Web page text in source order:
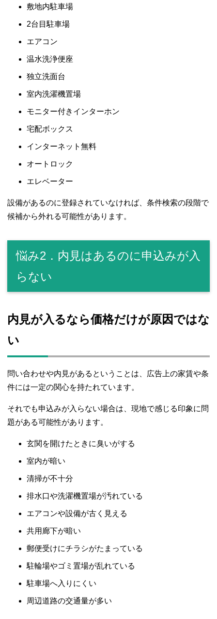
敷地内駐車場
2台目駐車場
エアコン
温水洗浄便座
独立洗面台
室内洗濯機置場
モニター付きインターホン
宅配ボックス
インターネット無料
オートロック
エレベーター
設備があるのに登録されていなければ、条件検索の段階で
候補から外れる可能性があります。
悩み2．内見はあるのに申込みが入
らない
内見が入るなら価格だけが原因ではな
い
問い合わせや内見があるということは、広告上の家賃や条
件には一定の関心を持たれています。
それでも申込みが入らない場合は、現地で感じる印象に問
題がある可能性があります。
玄関を開けたときに臭いがする
室内が暗い
清掃が不十分
排水口や洗濯機置場が汚れている
エアコンや設備が古く見える
共用廊下が暗い
郵便受けにチラシがたまっている
駐輪場やゴミ置場が乱れている
駐車場へ入りにくい
周辺道路の交通量が多い